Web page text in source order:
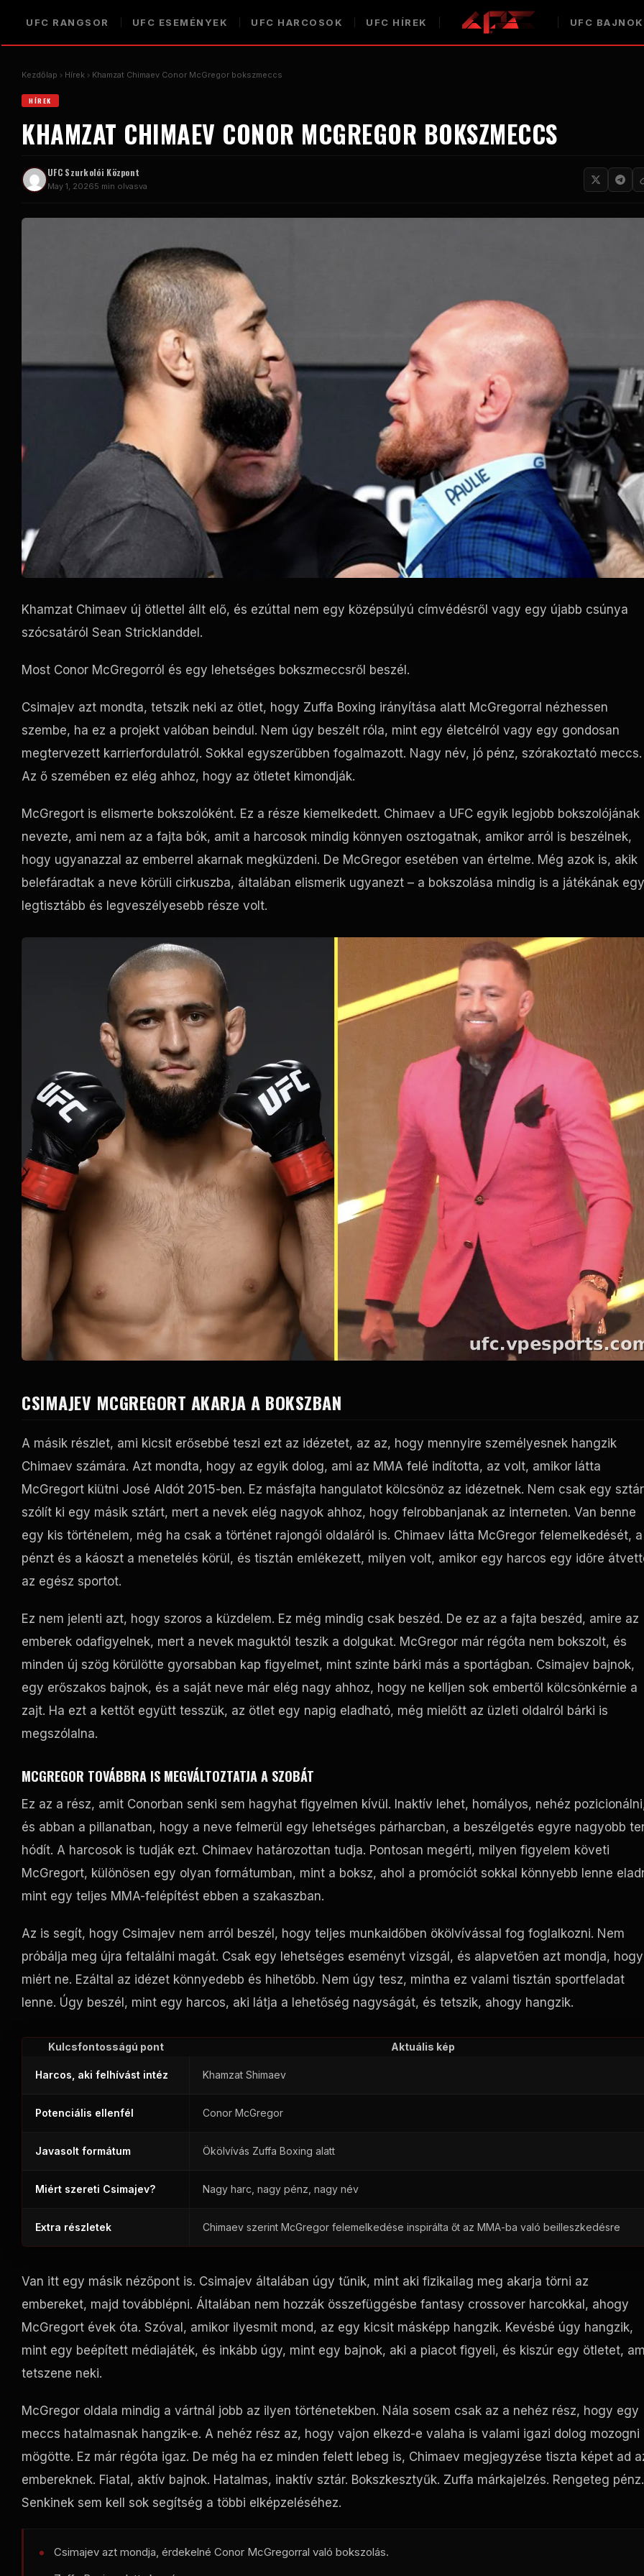
UFC RANGSOR UFC ESEMÉNYEK UFC HARCOSOK UFC HÍREK UFC
Kezdőlap Hírek Khamzat Chimaev Conor McGregor bokszmeccs
HÍREK
KHAMZAT CHIMAEV CONOR MCGREGOR BOKSZMECCS
UFC Szurkolói Központ
May 1, 20265 min olvasva
Khamzat Chimaev új ötlettel állt elő, és ezúttal nem egy középsúlyú címvédésről vagy egy újabb csúnya
szócsatáról Sean Stricklanddel.
Most Conor McGregorról és egy lehetséges bokszmeccsről beszél.
Csimajev azt mondta, tetszik neki az ötlet, hogy Zuffa Boxing irányítása alatt McGregorral nézhessen
szembe, ha ez a projekt valóban beindul. Nem úgy beszélt róla, mint egy életcélról vagy egy gondosan
megtervezett karrierfordulatról. Sokkal egyszerűbben fogalmazott. Nagy név, jó pénz, szórakoztató meccs.
Az ő szemében ez elég ahhoz, hogy az ötletet kimondják.
McGregort is elismerte bokszolóként. Ez a része kiemelkedett. Chimaev a UFC egyik legjobb bokszolójának
nevezte, ami nem az a fajta bók, amit a harcosok mindig könnyen osztogatnak, amikor arról is beszélnek,
hogy ugyanazzal az emberrel akarnak megküzdeni. De McGregor esetében van értelme. Még azok is, akik
belefáradtak a neve körüli cirkuszba, általában elismerik ugyanezt – a bokszolása mindig is a játékának
legtisztább és legveszélyesebb része volt.
CSIMAJEV MCGREGORT AKARJA A BOKSZBAN
A másik részlet, ami kicsit erősebbé teszi ezt az idézetet, az az, hogy mennyire személyesnek hangzik
Chimaev számára. Azt mondta, hogy az egyik dolog, ami az MMA felé indította, az volt, amikor látta
McGregort kiütni José Aldót 2015-ben. Ez másfajta hangulatot kölcsönöz az idézetnek. Nem csak egy sztár
szólít ki egy másik sztárt, mert a nevek elég nagyok ahhoz, hogy felrobbanjanak az interneten. Van benne
egy kis történelem, még ha csak a történet rajongói oldaláról is. Chimaev látta McGregor felemelkedését, a
pénzt és a káoszt a menetelés körül, és tisztán emlékezett, milyen volt, amikor egy harcos egy időre
az egész sportot.
Ez nem jelenti azt, hogy szoros a küzdelem. Ez még mindig csak beszéd. De ez az a fajta beszéd, amire az
emberek odafigyelnek, mert a nevek maguktól teszik a dolgukat. McGregor már régóta nem bokszolt, és
minden új szög körülötte gyorsabban kap figyelmet, mint szinte bárki más a sportágban. Csimajev bajnok,
egy erőszakos bajnok, és a saját neve már elég nagy ahhoz, hogy ne kelljen sok embertől kölcsönkérnie a
zajt. Ha ezt a kettőt együtt tesszük, az ötlet egy napig eladható, még mielőtt az üzleti oldalról bárki is
megszólalna.
MCGREGOR TOVÁBBRA IS MEGVÁLTOZTATJA A SZOBÁT
Ez az a rész, amit Conorban senki sem hagyhat figyelmen kívül. Inaktív lehet, homályos, nehéz
és abban a pillanatban, hogy a neve felmerül egy lehetséges párharcban, a beszélgetés egyre nagyobb
hódít. A harcosok is tudják ezt. Chimaev határozottan tudja. Pontosan megérti, milyen figyelem követi
McGregort, különösen egy olyan formátumban, mint a boksz, ahol a promóciót sokkal könnyebb lenne
mint egy teljes MMA-felépítést ebben a szakaszban.
Az is segít, hogy Csimajev nem arról beszél, hogy teljes munkaidőben ökölvívással fog foglalkozni. Nem
próbálja meg újra feltalálni magát. Csak egy lehetséges eseményt vizsgál, és alapvetően azt mondja, hogy
miért ne. Ezáltal az idézet könnyedebb és hihetőbb. Nem úgy tesz, mintha ez valami tisztán sportfeladat
lenne. Úgy beszél, mint egy harcos, aki látja a lehetőség nagyságát, és tetszik, ahogy hangzik.
Kulcsfontosságú pont Aktuális kép
Harcos, aki felhívást intéz Khamzat Shimaev
Potenciális ellenfél Conor McGregor
Javasolt formátum Ökölvívás Zuffa Boxing alatt
Miért szereti Csimajev? Nagy harc, nagy pénz, nagy név
Extra részletek Chimaev szerint McGregor felemelkedése inspirálta őt az MMA-ba való beilleszkedésre
Van itt egy másik nézőpont is. Csimajev általában úgy tűnik, mint aki fizikailag meg akarja törni az
embereket, majd továbblépni. Általában nem hozzák összefüggésbe fantasy crossover harcokkal, ahogy
McGregort évek óta. Szóval, amikor ilyesmit mond, az egy kicsit másképp hangzik. Kevésbé úgy hangzik,
mint egy beépített médiajáték, és inkább úgy, mint egy bajnok, aki a piacot figyeli, és kiszúr egy ötletet,
tetszene neki.
McGregor oldala mindig a vártnál jobb az ilyen történetekben. Nála sosem csak az a nehéz rész, hogy egy
meccs hatalmasnak hangzik-e. A nehéz rész az, hogy vajon elkezd-e valaha is valami igazi dolog mozogni
mögötte. Ez már régóta igaz. De még ha ez minden felett lebeg is, Chimaev megjegyzése tiszta képet ad
embereknek. Fiatal, aktív bajnok. Hatalmas, inaktív sztár. Bokszkesztyűk. Zuffa márkajelzés. Rengeteg pénz.
Senkinek sem kell sok segítség a többi elképzeléséhez.
Csimajev azt mondja, érdekelné Conor McGregorral való bokszolás.